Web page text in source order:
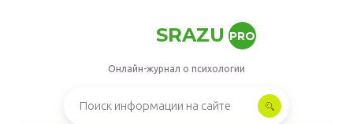
SRAZU PRO
Онлайн-журнал о психологии